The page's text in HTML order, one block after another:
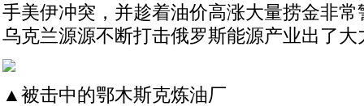
手美伊冲突，并趁着油价高涨大量捞金非
乌克兰源源不断打击俄罗斯能源产业出了大
▲被击中的鄂木斯克炼油厂